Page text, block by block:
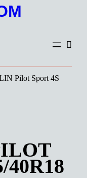
Pilot Sport 4S
40R18